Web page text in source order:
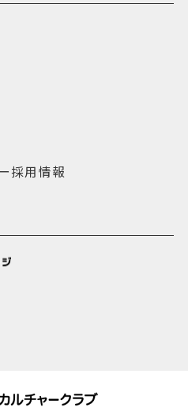
採用情報